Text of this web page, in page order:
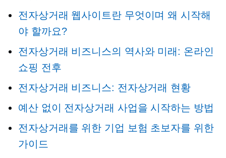
전자상거래 웹사이트란 무엇이며 왜 시작해
야 할까요?
전자상거래 비즈니스의 역사와 미래: 온라인
쇼핑 전후
전자상거래 비즈니스: 전자상거래 현황
예산 없이 전자상거래 사업을 시작하는 방법
전자상거래를 위한 기업 보험 초보자를 위한
가이드